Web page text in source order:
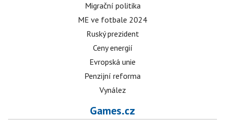
Migrační politika
ME ve fotbale 2024
Ruský prezident
Ceny energií
Evropská unie
Penzijní reforma
Vynález
Games.cz